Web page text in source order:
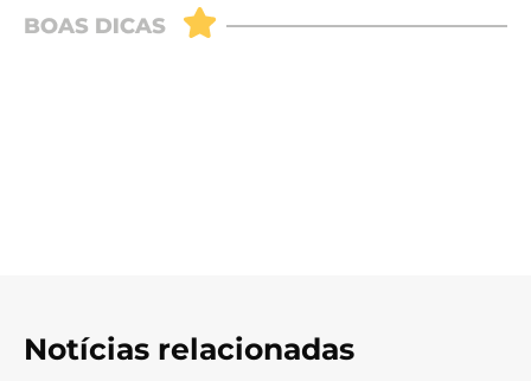
Notícias relacionadas